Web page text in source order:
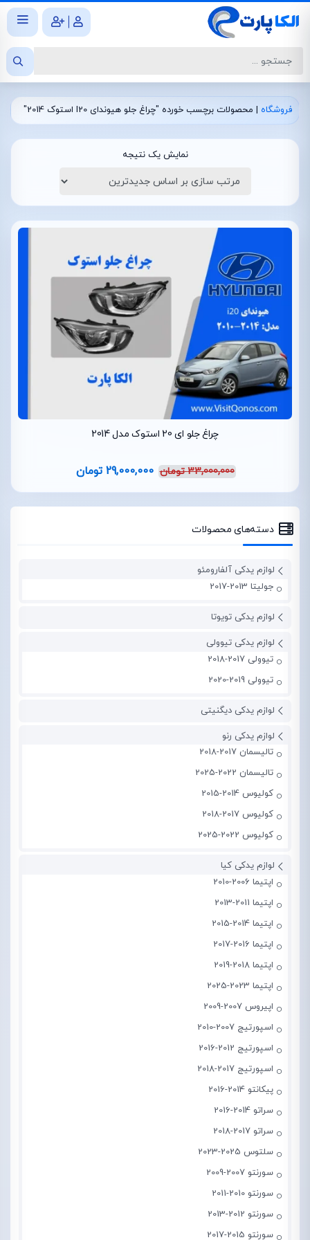
|
فروشگاه | محصولات برچسب خورده "چراغ جلو هیوندای I20 استوک 2014"
نمایش یک نتیجه
چراغ جلو ای 20 استوک مدل 2014
33,000,000 تومان 29,000,000 تومان
دسته‌های محصولات
لوازم یدکی آلفارومئو
جولیتا 2013-2017
لوازم یدکی تویوتا
لوازم یدکی تیوولی
تیوولی 2017-2018
تیوولی 2019-2020
لوازم یدکی دیگنیتی
لوازم یدکی رنو
تالیسمان 2017-2018
تالیسمان 2022-2025
کولیوس 2014-2015
کولیوس 2017-2018
کولیوس 2022-2025
لوازم یدکی کیا
اپتیما 2006-2010
اپتیما 2011-2013
اپتیما 2014-2015
اپتیما 2016-2017
اپتیما 2018-2019
اپتیما 2023-2025
اپیروس 2007-2009
اسپورتیج 2007-2010
اسپورتیج 2012-2016
اسپورتیج 2017-2018
پیکانتو 2014-2016
سراتو 2014-2016
سراتو 2017-2018
سلتوس 2025-2023
سورنتو 2007-2009
سورنتو 2010-2011
سورنتو 2012-2013
سورنتو 2015-2017